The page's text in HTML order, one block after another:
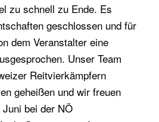
zu schnell zu Ende. Es
geschlossen und für
dem Veranstalter eine
Unser Team
Reitvierkämpfern
geheißen und wir freuen
bei der NÖ